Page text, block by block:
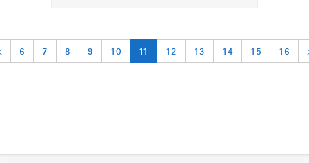
6 7 8 9 10 11 12 13 14 15 16